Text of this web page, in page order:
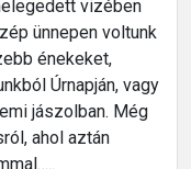
vizében
ünnepen voltunk
énekeket,
Úrnapján, vagy
jászolban. Még
ahol aztán